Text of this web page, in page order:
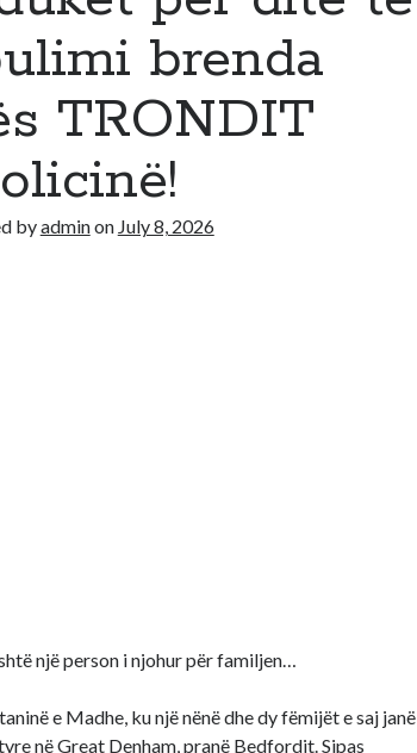
brenda
TRONDIT
byadminon July 8, 2026
një person i njohur për familjen…
e Madhe, ku një nënë dhe dy fëmijët e saj janë
në Great Denham, pranë Bedfordit. Sipas